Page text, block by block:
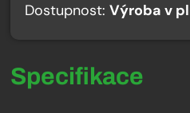
Dostupnost:Výroba v
Specifikace